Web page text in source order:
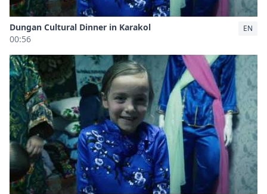
Dungan Cultural Dinner in Karakol
00:56
EN